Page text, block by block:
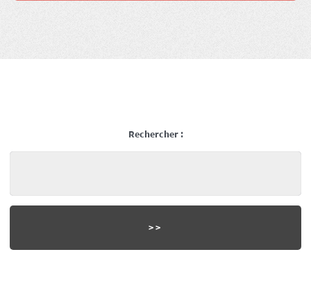
Rechercher :